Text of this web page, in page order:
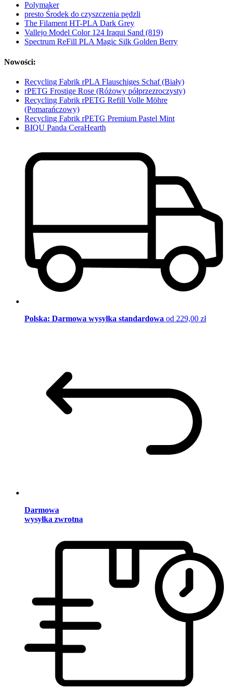
Polymaker
presto Środek do czyszczenia pędzli
The Filament HT-PLA Dark Grey
Vallejo Model Color 124 Iraqui Sand (819)
Spectrum ReFill PLA Magic Silk Golden Berry
Nowości:
Recycling Fabrik rPLA Flauschiges Schaf (Biały)
rPETG Frostige Rose (Różowy półprzezroczysty)
Recycling Fabrik rPETG Refill Volle Möhre
(Pomarańczowy)
Recycling Fabrik rPETG Premium Pastel Mint
BIQU Panda CeraHearth
Polska: Darmowa wysyłka standardowa od 229,00 zł
Darmowa
wysyłka zwrotna